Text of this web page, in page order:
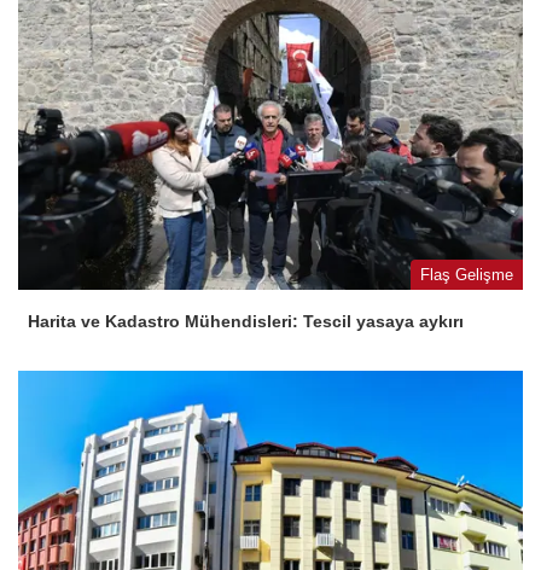
Flaş Gelişme
Harita ve Kadastro Mühendisleri: Tescil yasaya aykırı